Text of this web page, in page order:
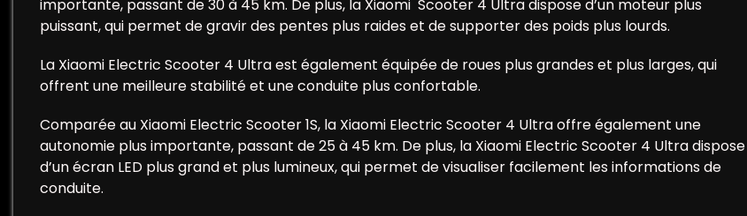
importante, passant de 30 à 45 km. De plus, la Xiaomi Scooter 4 Ultra dispose d’un moteur plus
puissant, qui permet de gravir des pentes plus raides et de supporter des poids plus lourds.
La Xiaomi Electric Scooter 4 Ultra est également équipée de roues plus grandes et plus larges, qui
offrent une meilleure stabilité et une conduite plus confortable.
Comparée au Xiaomi Electric Scooter 1S, la Xiaomi Electric Scooter 4 Ultra offre également une
autonomie plus importante, passant de 25 à 45 km. De plus, la Xiaomi Electric Scooter 4 Ultra dispose
d’un écran LED plus grand et plus lumineux, qui permet de visualiser facilement les informations de
conduite.